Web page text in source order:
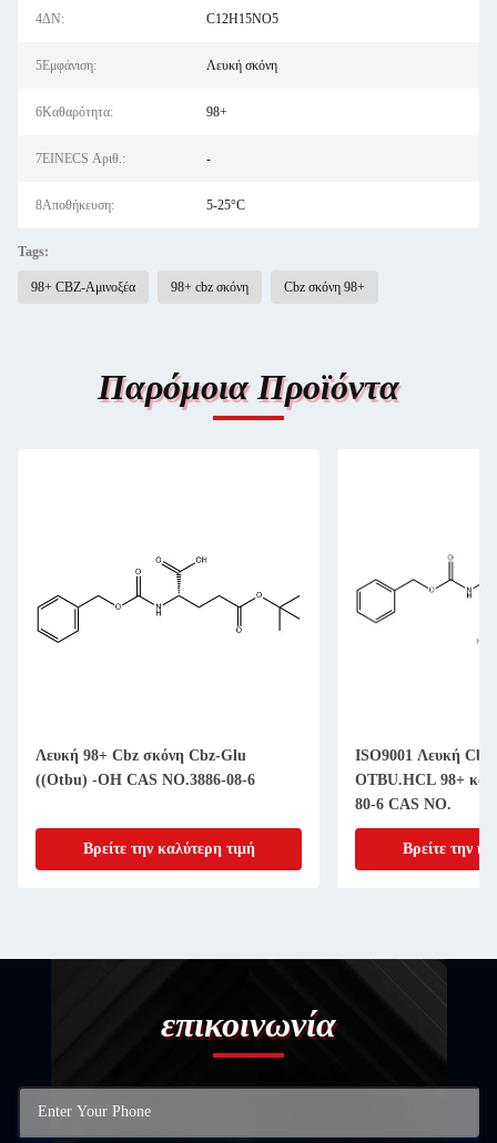
4ΔΝ: C12H15NO5
5Εμφάνιση: Λευκή σκόνη
6Καθαρότητα: 98+
7EINECS Αριθ.: -
8Αποθήκευση: 5-25°C
Tags:
98+ CBZ-Αμινοξέα 98+ cbz σκόνη Cbz σκόνη 98+
Παρόμοια Προϊόντα
Λευκή 98+ Cbz σκόνη Cbz-Glu
((Otbu) -OH CAS NO.3886-08-6
Βρείτε την καλύτερη τιμή
ISO9001 Λευκή
OTBU.HCL 98+
80-6 CAS NO.
Βρείτε την
επικοινωνία